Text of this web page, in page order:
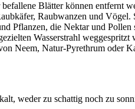
Blätter können entfernt
Raubwanzen und
Pflanzen, die Nektar und Pollen
Wasserstrahl weggespritzt
Neem, Natur-Pyrethrum oder
weder zu schattig noch zu